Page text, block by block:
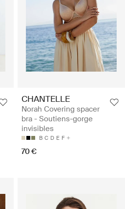
CHANTELLE
Norah Covering spacer
bra - Soutiens-gorge
invisibles
B C D E F
70 €